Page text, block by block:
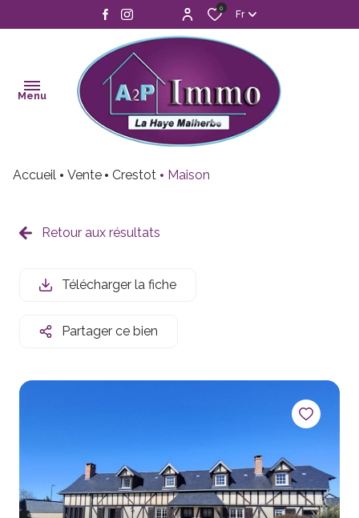
0
Fr
Menu
ventes
Accueil Vente Crestot Maison
Retour aux résultats
Télécharger la fiche
Partager ce bien